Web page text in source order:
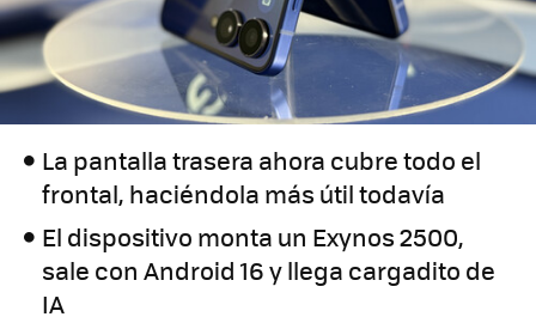
La pantalla trasera ahora cubre todo el
frontal, haciéndola más útil todavía
El dispositivo monta un Exynos 2500,
sale con Android 16 y llega cargadito de
IA